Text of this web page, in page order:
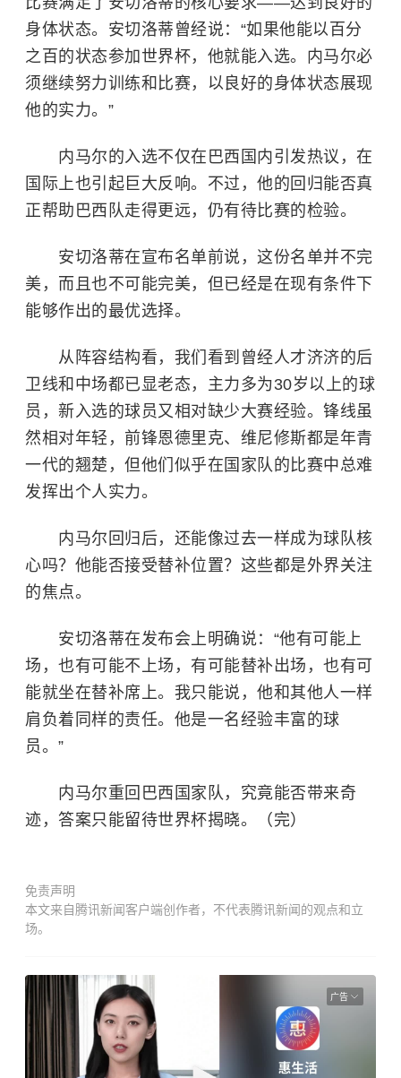
身体状态。安切洛蒂曾经说：“如果他能以百分
之百的状态参加世界杯，他就能入选。内马尔必
须继续努力训练和比赛，以良好的身体状态展现
他的实力。”
内马尔的入选不仅在巴西国内引发热议，在
国际上也引起巨大反响。不过，他的回归能否真
正帮助巴西队走得更远，仍有待比赛的检验。
安切洛蒂在宣布名单前说，这份名单并不完
美，而且也不可能完美，但已经是在现有条件下
能够作出的最优选择。
从阵容结构看，我们看到曾经人才济济的后
卫线和中场都已显老态，主力多为30岁以上的球
员，新入选的球员又相对缺少大赛经验。锋线虽
然相对年轻，前锋恩德里克、维尼修斯都是年青
一代的翘楚，但他们似乎在国家队的比赛中总难
发挥出个人实力。
内马尔回归后，还能像过去一样成为球队核
心吗？他能否接受替补位置？这些都是外界关注
的焦点。
安切洛蒂在发布会上明确说：“他有可能上
场，也有可能不上场，有可能替补出场，也有可
能就坐在替补席上。我只能说，他和其他人一样
肩负着同样的责任。他是一名经验丰富的球
员。”
内马尔重回巴西国家队，究竟能否带来奇
迹，答案只能留待世界杯揭晓。（完）
免责声明
本文来自腾讯新闻客户端创作者，不代表腾讯新闻的观点和立
场。
广告